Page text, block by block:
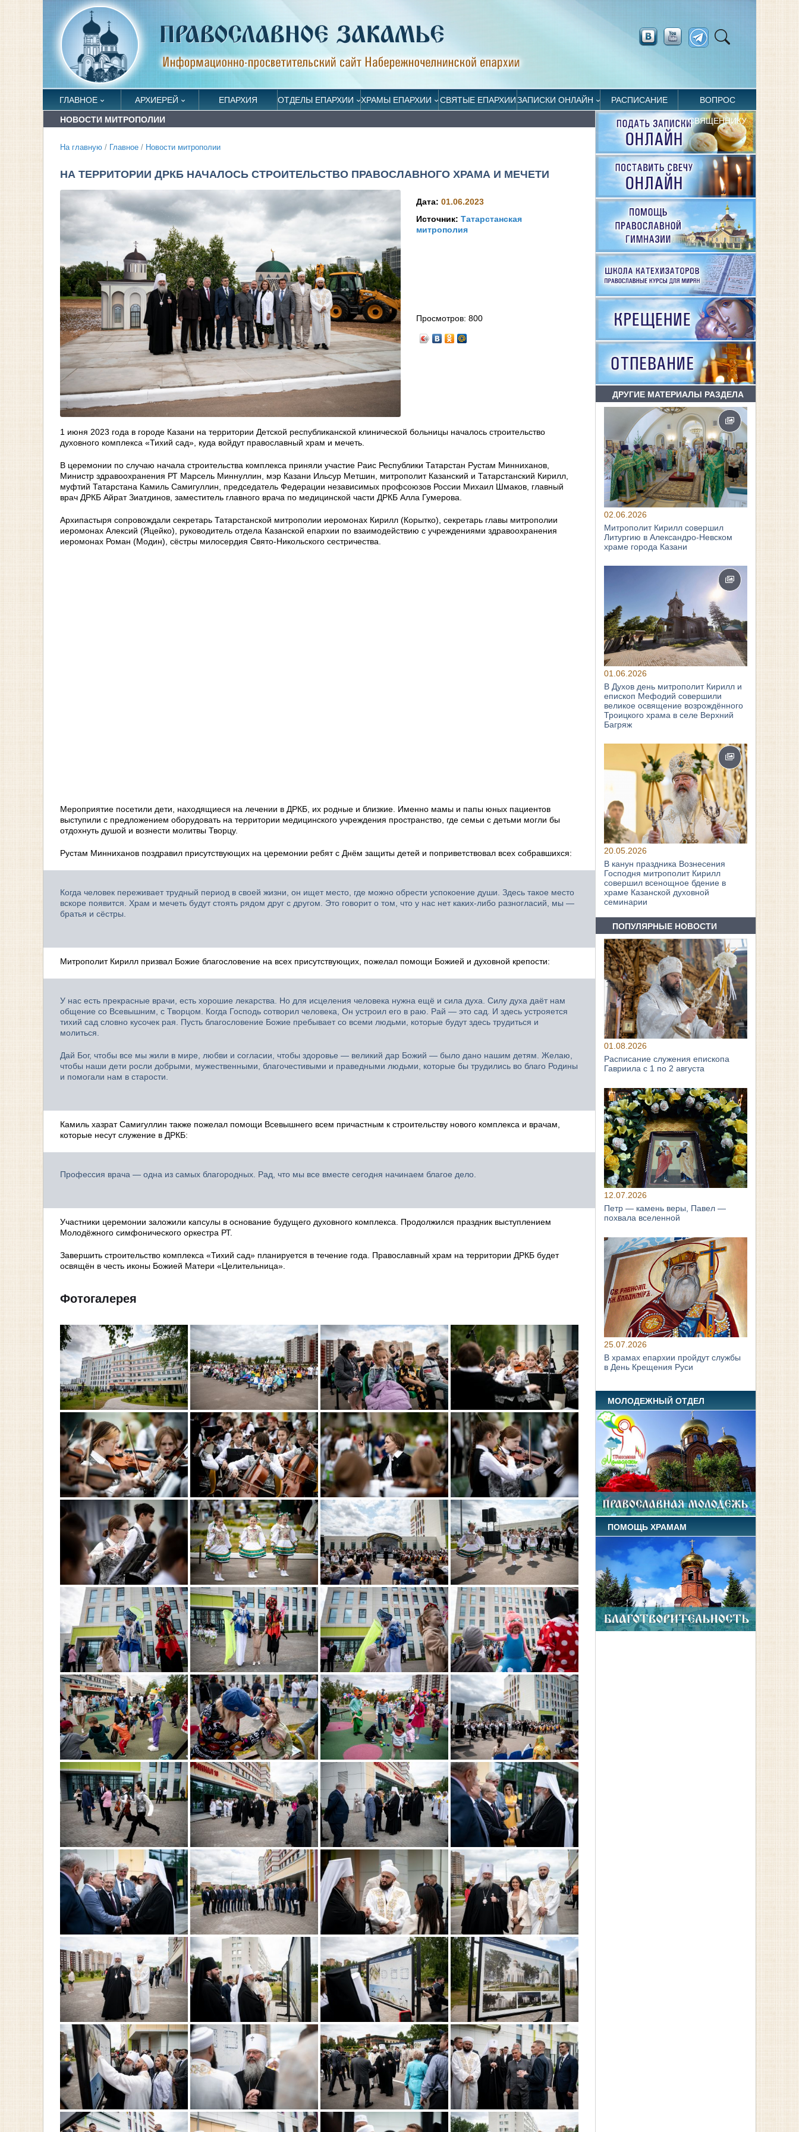
ГЛАВНОЕ АРХИЕРЕЙ ЕПАРХИЯ ОТДЕЛЫ ЕПАРХИИ ХРАМЫ ЕПАРХИИ СВЯТЫЕ ЕПАРХИИЗАПИСКИ ОНЛАЙН РАСПИСАНИЕ ВОПРОС
СВЯЩЕННИКУ
НОВОСТИ МИТРОПОЛИИ
На главную / Главное / Новости митрополии
НА ТЕРРИТОРИИ ДРКБ НАЧАЛОСЬ СТРОИТЕЛЬСТВО ПРАВОСЛАВНОГО ХРАМА И МЕЧЕТИ
Дата:01.06.2023
Источник:Татарстанская
митрополия
Просмотров:800
1 июня 2023 года в городе Казани на территории Детской республиканской клинической больницы началось строительство
духовного комплекса «Тихий сад», куда войдут православный храм и мечеть.
В церемонии по случаю начала строительства комплекса приняли участие Раис Республики Татарстан Рустам Минниханов,
Министр здравоохранения РТ Марсель Миннуллин, мэр Казани Ильсур Метшин, митрополит Казанский и Татарстанский Кирилл,
муфтий Татарстана Камиль Самигуллин, председатель Федерации независимых профсоюзов России Михаил Шмаков, главный
врач ДРКБ Айрат Зиатдинов, заместитель главного врача по медицинской части ДРКБ Алла Гумерова.
Архипастыря сопровождали секретарь Татарстанской митрополии иеромонах Кирилл (Корытко), секретарь главы митрополии
иеромонах Алексий (Яцейко), руководитель отдела Казанской епархии по взаимодействию с учреждениями здравоохранения
иеромонах Роман (Модин), сёстры милосердия Свято-Никольского сестричества.
Мероприятие посетили дети, находящиеся на лечении в ДРКБ, их родные и близкие. Именно мамы и папы юных пациентов
выступили с предложением оборудовать на территории медицинского учреждения пространство, где семьи с детьми могли бы
отдохнуть душой и вознести молитвы Творцу.
Рустам Минниханов поздравил присутствующих на церемонии ребят с Днём защиты детей и поприветствовал всех собравшихся:
Когда человек переживает трудный период в своей жизни, он ищет место, где можно обрести успокоение души. Здесь такое место
вскоре появится. Храм и мечеть будут стоять рядом друг с другом. Это говорит о том, что у нас нет каких-либо разногласий, мы —
братья и сёстры.
Митрополит Кирилл призвал Божие благословение на всех присутствующих, пожелал помощи Божией и духовной крепости:
У нас есть прекрасные врачи, есть хорошие лекарства. Но для исцеления человека нужна ещё и сила духа. Силу духа даёт нам
общение со Всевышним, с Творцом. Когда Господь сотворил человека, Он устроил его в раю. Рай — это сад. И здесь устрояется
тихий сад словно кусочек рая. Пусть благословение Божие пребывает со всеми людьми, которые будут здесь трудиться и
молиться.
Дай Бог, чтобы все мы жили в мире, любви и согласии, чтобы здоровье — великий дар Божий — было дано нашим детям. Желаю,
чтобы наши дети росли добрыми, мужественными, благочестивыми и праведными людьми, которые бы трудились во благо Родины
и помогали нам в старости.
Камиль хазрат Самигуллин также пожелал помощи Всевышнего всем причастным к строительству нового комплекса и врачам,
которые несут служение в ДРКБ:
Профессия врача — одна из самых благородных. Рад, что мы все вместе сегодня начинаем благое дело.
Участники церемонии заложили капсулы в основание будущего духовного комплекса. Продолжился праздник выступлением
Молодёжного симфонического оркестра РТ.
Завершить строительство комплекса «Тихий сад» планируется в течение года. Православный храм на территории ДРКБ будет
освящён в честь иконы Божией Матери «Целительница».
Фотогалерея
ДРУГИЕ МАТЕРИАЛЫ РАЗДЕЛА
02.06.2026
Митрополит Кирилл совершил
Литургию в Александро-Невском
храме города Казани
01.06.2026
В Духов день митрополит Кирилл и
епископ Мефодий совершили
великое освящение возрождённого
Троицкого храма в селе Верхний
Багряж
20.05.2026
В канун праздника Вознесения
Господня митрополит Кирилл
совершил всенощное бдение в
храме Казанской духовной
семинарии
ПОПУЛЯРНЫЕ НОВОСТИ
01.08.2026
Расписание служения епископа
Гавриила с 1 по 2 августа
12.07.2026
Петр — камень веры, Павел —
похвала вселенной
25.07.2026
В храмах епархии пройдут службы
в День Крещения Руси
МОЛОДЕЖНЫЙ ОТДЕЛ
ПОМОЩЬ ХРАМАМ